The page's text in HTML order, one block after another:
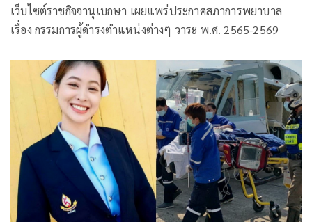
เว็บไซต์ราชกิจจานุเบกษา เผยแพร่ประกาศสภาการพยาบาล
เรื่อง กรรมการผู้ดำรงตำแหน่งต่างๆ วาระ พ.ศ. 2565-2569